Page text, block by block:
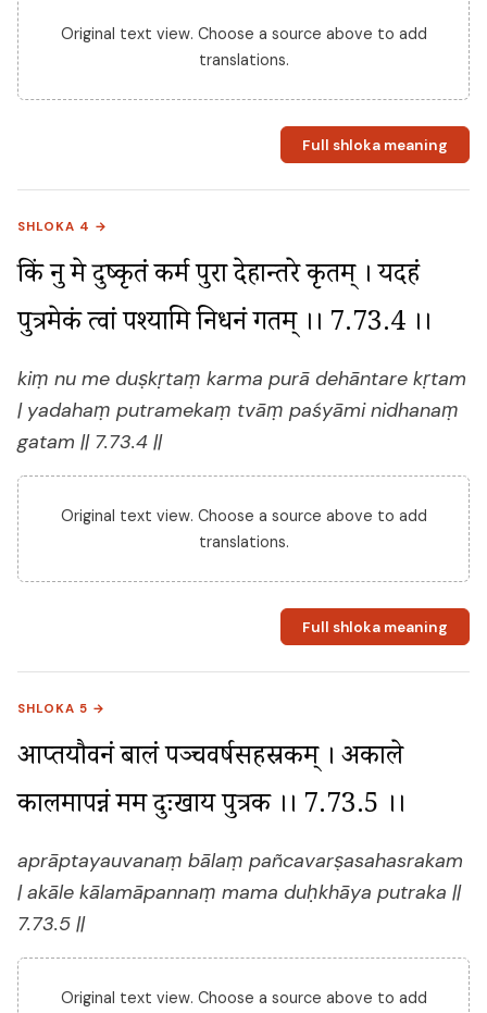
Original text view. Choose a source above to add
translations.
Full shloka meaning
SHLOKA 4 →
किं नु मे दुष्कृतं कर्म पुरा देहान्तरे कृतम् । यदहं
पुत्रमेकं त्वां पश्यामि निधनं गतम् ।। 7.73.4 ।।
kiṃ nu me duṣkṛtaṃ karma purā dehāntare kṛtam
| yadahaṃ putramekaṃ tvāṃ paśyāmi nidhanaṃ
gatam || 7.73.4 ||
Original text view. Choose a source above to add
translations.
Full shloka meaning
SHLOKA 5 →
अप्राप्तयौवनं बालं पञ्चवर्षसहस्रकम् । अकाले
कालमापन्नं मम दुःखाय पुत्रक ।। 7.73.5 ।।
aprāptayauvanaṃ bālaṃ pañcavarṣasahasrakam
| akāle kālamāpannaṃ mama duḥkhāya putraka ||
7.73.5 ||
Original text view. Choose a source above to add